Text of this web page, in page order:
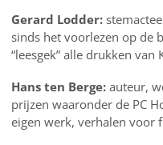
Gerard Lodder:
sinds het voorlezen op de
“leesgek” alle drukken van
Hans ten Berge: auteur,
prijzen waaronder de PC
eigen werk, verhalen voor